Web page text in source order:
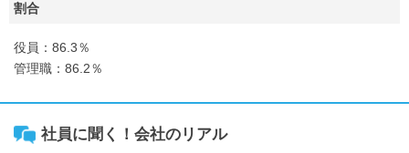
割合
役員：86.3％
管理職：86.2％
社員に聞く！会社のリアル